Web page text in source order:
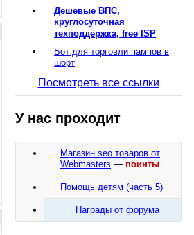
Дешевые ВПС,
круглосуточная
техподдержка, free ISP
Бот для торговли пампов в
шорт
Посмотреть все ссылки
У нас проходит
Магазин seo товаров от
Webmasters — поинты
Помощь детям (часть 5)
Награды от форума